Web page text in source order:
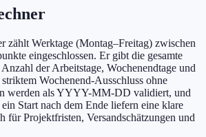
zählt Werktage (Montag–Freitag) zwischen
eingeschlossen. Er gibt die gesamte
der Arbeitstage, Wochenendtage und
Wochenend-Ausschluss ohne
werden als YYYY-MM-DD validiert, und
Start nach dem Ende liefern eine klare
für Projektfristen, Versandschätzungen und